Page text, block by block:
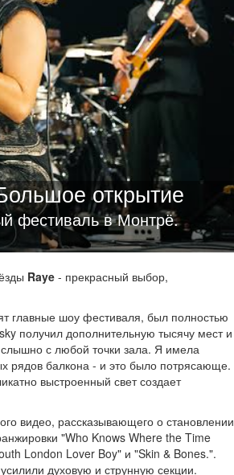
открытие
фестиваль в Монтрё.
Raye - прекрасный выбор,
главные шоу фестиваля, был полностью
получил дополнительную тысячу мест и
с любой точки зала. Я имела
рядов балкона - и это было потрясающе.
выстроенный свет создает
видео, рассказывающего о становлении
"Who Knows Where the Time
London Lover Boy" и "Skin & Bones.".
духовую и струнную секции.